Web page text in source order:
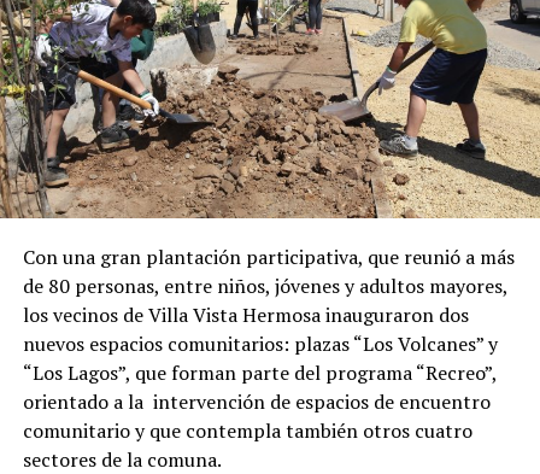
Con una gran plantación participativa, que reunió a más
de 80 personas, entre niños, jóvenes y adultos mayores,
los vecinos de Villa Vista Hermosa inauguraron dos
nuevos espacios comunitarios: plazas “Los Volcanes” y
“Los Lagos”, que forman parte del programa “Recreo”,
orientado a la intervención de espacios de encuentro
comunitario y que contempla también otros cuatro
sectores de la comuna.